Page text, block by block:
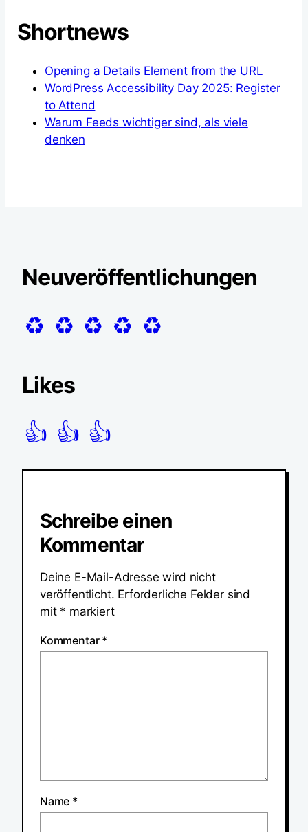
Shortnews
Opening a Details Element from the URL
WordPress Accessibility Day 2025: Register
to Attend
Warum Feeds wichtiger sind, als viele
denken
Neuveröffentlichungen
♻️ ♻️ ♻️ ♻️ ♻️
Likes
👍 👍 👍
Schreibe einen
Kommentar
Deine E-Mail-Adresse wird nicht
veröffentlicht. Erforderliche Felder sind
mit * markiert
Kommentar *
Name *